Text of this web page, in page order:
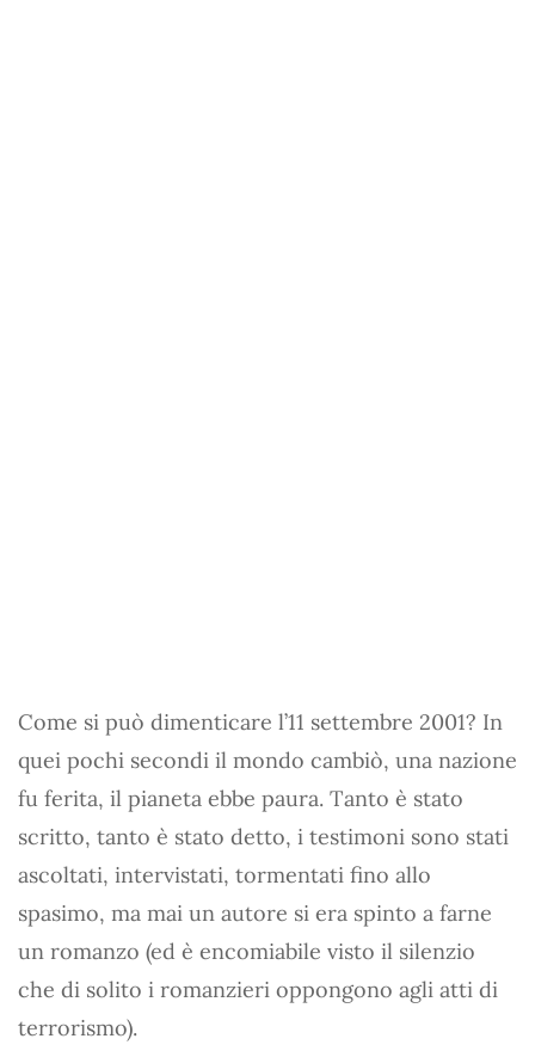
Come si può dimenticare l’11 settembre 2001? In
quei pochi secondi il mondo cambiò, una nazione
fu ferita, il pianeta ebbe paura. Tanto è stato
scritto, tanto è stato detto, i testimoni sono stati
ascoltati, intervistati, tormentati fino allo
spasimo, ma mai un autore si era spinto a farne
un romanzo (ed è encomiabile visto il silenzio
che di solito i romanzieri oppongono agli atti di
terrorismo).